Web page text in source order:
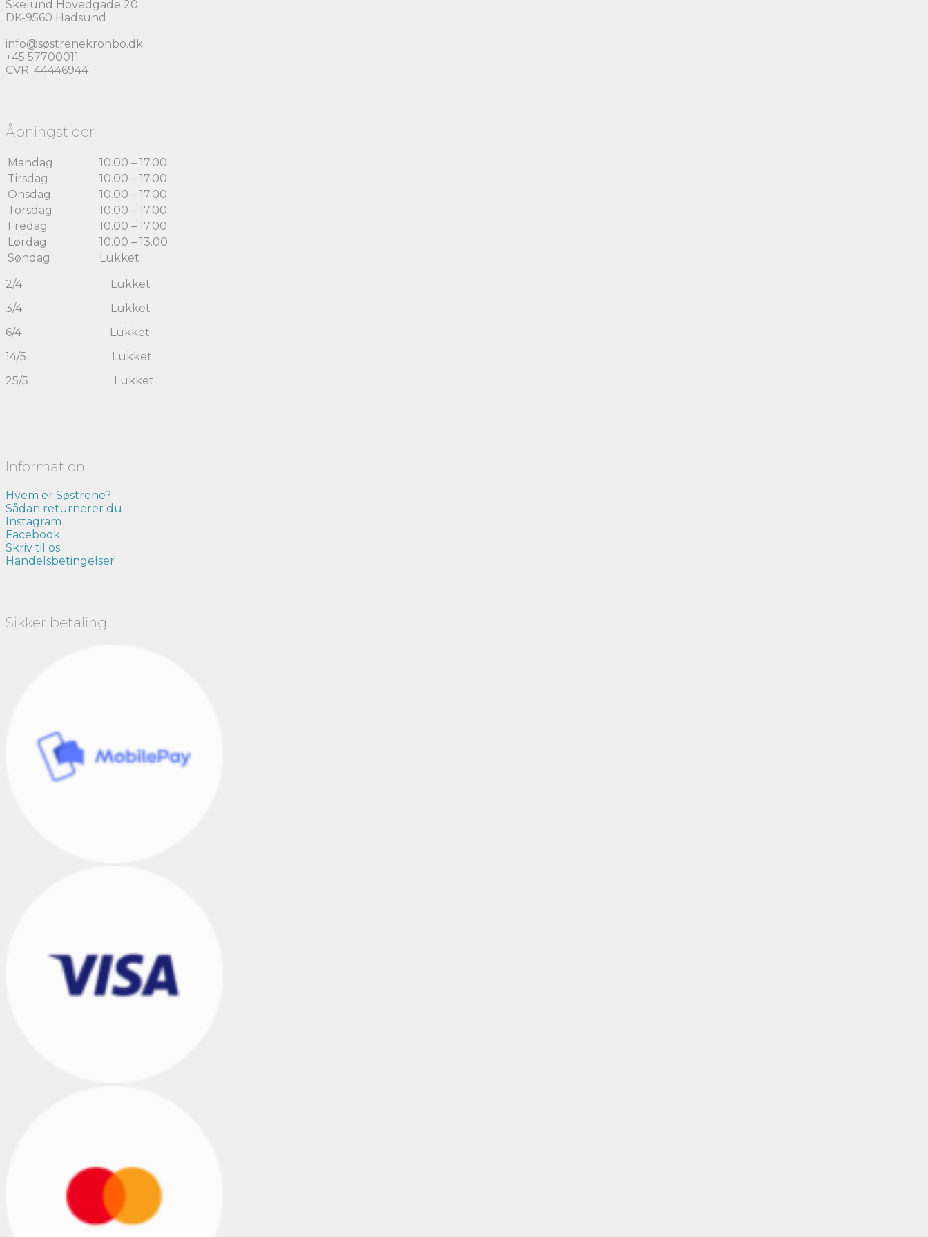
Skelund Hovedgade 20
DK-9560 Hadsund
info@søstrenekronbo.dk
+45 57700011
CVR: 44446944
Åbningstider
Mandag
10.00 – 17.00
Tirsdag
10.00 – 17.00
Onsdag
10.00 – 17.00
Torsdag
10.00 – 17.00
Fredag
10.00 – 17.00
Lørdag
10.00 – 13.00
Søndag
Lukket
2/4 Lukket
3/4 Lukket
6/4 Lukket
14/5 Lukket
25/5 Lukket
Information
Hvem er Søstrene?
Sådan returnerer du
Instagram
Facebook
Skriv til os
Handelsbetingelser
Sikker betaling